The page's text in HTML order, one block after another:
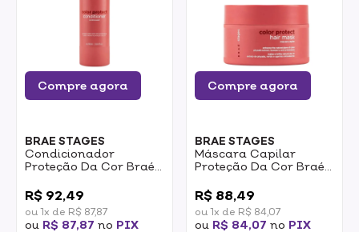
Compre agora
BRAE STAGES
Condicionador
Proteção Da Cor Braé
250ml
R$ 92,49
ou 1x de R$ 87,87
ou R$ 87,87 no PIX
Compre agora
BRAE STAGES
Máscara Capilar
Proteção Da Cor Braé
200g
R$ 88,49
ou 1x de R$ 84,07
ou R$ 84,07 no PIX